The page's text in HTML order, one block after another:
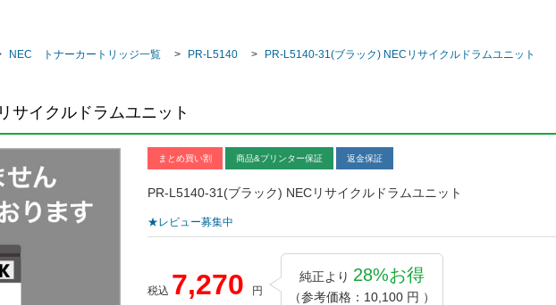
NEC トナーカートリッジ一覧 PR-L5140 PR-L5140-31(ブラック) NECリサイクルドラムユニット
サイクルドラムユニット
まとめ買い割 商品&プリンター保証 返金保証
PR-L5140-31(ブラック) NECリサイクルドラムユニット
★レビュー募集中
税込 7,270 円
純正より 28%お得
（参考価格：10,100 円 ）